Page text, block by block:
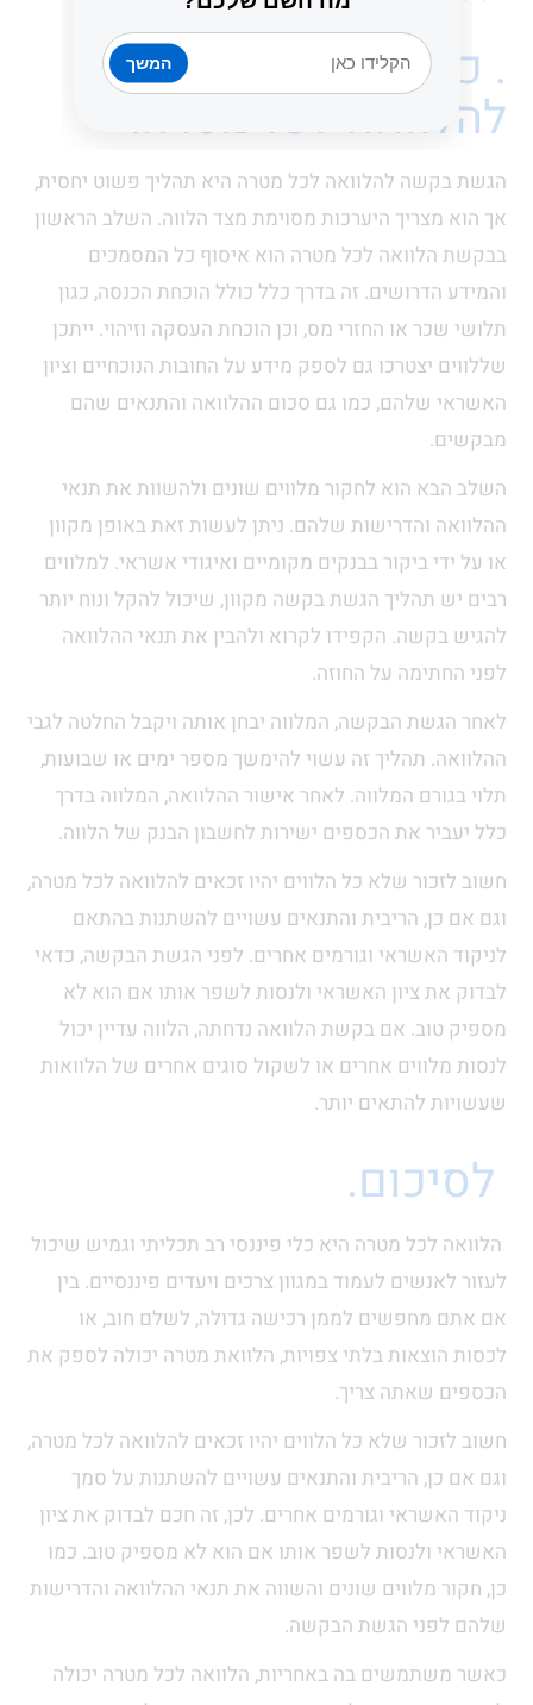
. כיצד להגיש בקשה
להלוואה לכל מטרה.
הגשת בקשה להלוואה לכל מטרה היא תהליך פשוט יחסית,
אך הוא מצריך היערכות מסוימת מצד הלווה. השלב הראשון
בבקשת הלוואה לכל מטרה הוא איסוף כל המסמכים
והמידע הדרושים. זה בדרך כלל כולל הוכחת הכנסה, כגון
תלושי שכר או החזרי מס, וכן הוכחת העסקה וזיהוי. ייתכן
שללווים יצטרכו גם לספק מידע על החובות הנוכחיים וציון
האשראי שלהם, כמו גם סכום ההלוואה והתנאים שהם
מבקשים.
השלב הבא הוא לחקור מלווים שונים ולהשוות את תנאי
ההלוואה והדרישות שלהם. ניתן לעשות זאת באופן מקוון
או על ידי ביקור בבנקים מקומיים ואיגודי אשראי. למלווים
רבים יש תהליך הגשת בקשה מקוון, שיכול להקל ונוח יותר
להגיש בקשה. הקפידו לקרוא ולהבין את תנאי ההלוואה
לפני החתימה על החוזה.
לאחר הגשת הבקשה, המלווה יבחן אותה ויקבל החלטה לגבי
ההלוואה. תהליך זה עשוי להימשך מספר ימים או שבועות,
תלוי בגורם המלווה. לאחר אישור ההלוואה, המלווה בדרך
כלל יעביר את הכספים ישירות לחשבון הבנק של הלווה.
חשוב לזכור שלא כל הלווים יהיו זכאים להלוואה לכל מטרה,
וגם אם כן, הריבית והתנאים עשויים להשתנות בהתאם
לניקוד האשראי וגורמים אחרים. לפני הגשת הבקשה, כדאי
לבדוק את ציון האשראי ולנסות לשפר אותו אם הוא לא
מספיק טוב. אם בקשת הלוואה נדחתה, הלווה עדיין יכול
לנסות מלווים אחרים או לשקול סוגים אחרים של הלוואות
שעשויות להתאים יותר.
לסיכום.
הלוואה לכל מטרה היא כלי פיננסי רב תכליתי וגמיש שיכול
לעזור לאנשים לעמוד במגוון צרכים ויעדים פיננסיים. בין
אם אתם מחפשים לממן רכישה גדולה, לשלם חוב, או
לכסות הוצאות בלתי צפויות, הלוואת מטרה יכולה לספק את
הכספים שאתה צריך.
חשוב לזכור שלא כל הלווים יהיו זכאים להלוואה לכל מטרה,
וגם אם כן, הריבית והתנאים עשויים להשתנות על סמך
ניקוד האשראי וגורמים אחרים. לכן, זה חכם לבדוק את ציון
האשראי ולנסות לשפר אותו אם הוא לא מספיק טוב. כמו
כן, חקור מלווים שונים והשווה את תנאי ההלוואה והדרישות
שלהם לפני הגשת הבקשה.
כאשר משתמשים בה באחריות, הלוואה לכל מטרה יכולה
המשך